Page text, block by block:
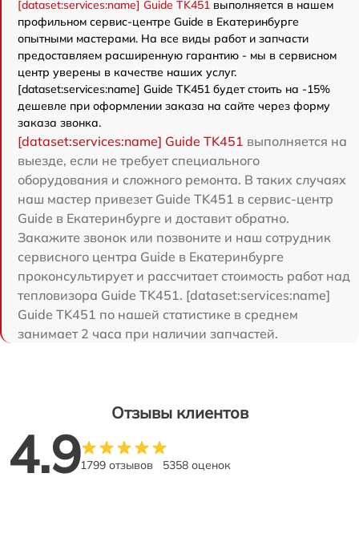
[dataset:services:name] Guide TK451 выполняется в нашем
профильном сервис-центре Guide в Екатеринбурге
опытными мастерами. На все виды работ и запчасти
предоставляем расширенную гарантию - мы в сервисном
центр уверены в качестве наших услуг.
[dataset:services:name] Guide TK451 будет стоить на -15%
дешевле при оформлении заказа на сайте через форму
заказа звонка.
[dataset:services:name] Guide TK451 выполняется на
выезде, если не требует специального
оборудования и сложного ремонта. В таких случаях
наш мастер привезет Guide TK451 в сервис-центр
Guide в Екатеринбурге и доставит обратно.
Закажите звонок или позвоните и наш сотрудник
сервисного центра Guide в Екатеринбурге
проконсультирует и рассчитает стоимость работ над
тепловизора Guide TK451. [dataset:services:name]
Guide TK451 по нашей статистике в среднем
занимает 2 часа при наличии запчастей.
Отзывы клиентов
4.91799 отзывов 5358 оценок